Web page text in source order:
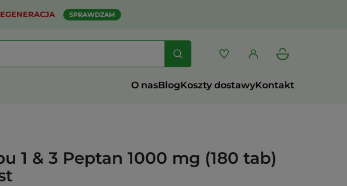
SPRAWDZAM
O nasBlogKoszty dostawyKontakt
1 & 3 Peptan 1000 mg (180 tab)